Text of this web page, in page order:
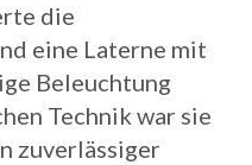
die
eine Laterne mit
Beleuchtung
Technik war sie
zuverlässiger